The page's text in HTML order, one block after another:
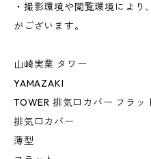
・撮影環境や閲覧環境によ
がございます。
山崎実業 タワー
YAMAZAKI
TOWER 排気口カバー フラッ
排気口カバー
薄型